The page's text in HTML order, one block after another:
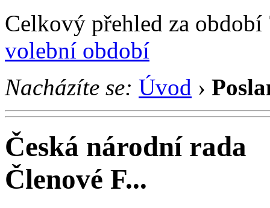
Celkový přehled za
volební období
Nacházíte se: Úvod ›
Česká národní rada
Členové F...